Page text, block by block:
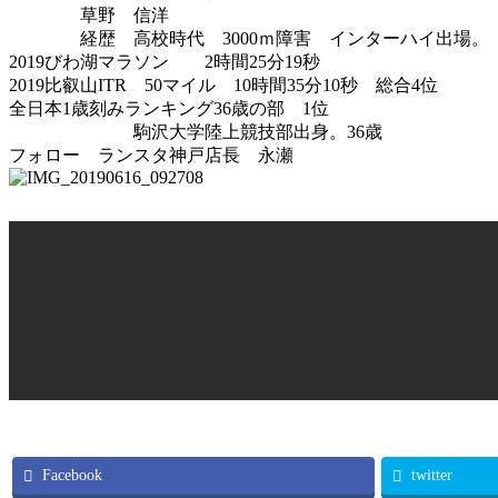
草野 信洋
経歴 高校時代 3000ｍ障害 インターハイ出場。
2019びわ湖マラソン 2時間25分19秒
2019比叡山ITR 50マイル 10時間35分10秒 総合4位
全日本1歳刻みランキング36歳の部 1位
駒沢大学陸上競技部出身。36歳
フォロー ランスタ神戸店長 永瀬
Facebook twitter